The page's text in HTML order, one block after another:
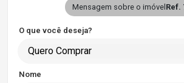
Mensagem sobre o imóvel Ref.
O que você deseja?
Quero Comprar
Nome